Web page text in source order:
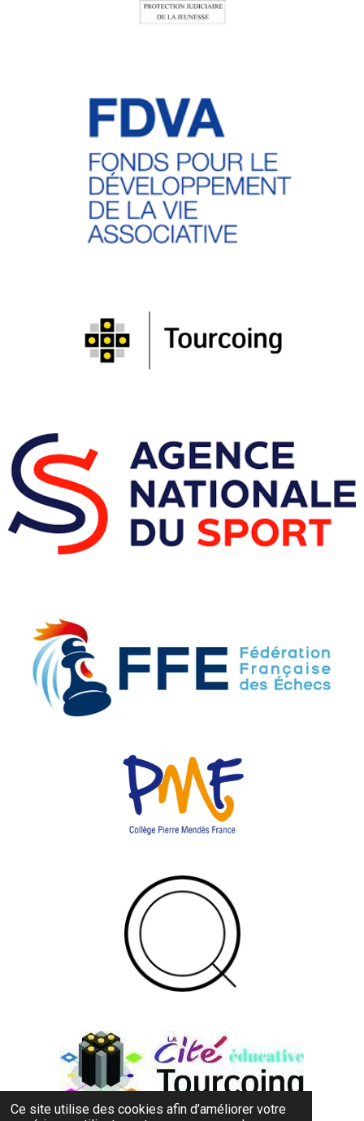
Ce site utilise des cookies afin d’améliorer votre